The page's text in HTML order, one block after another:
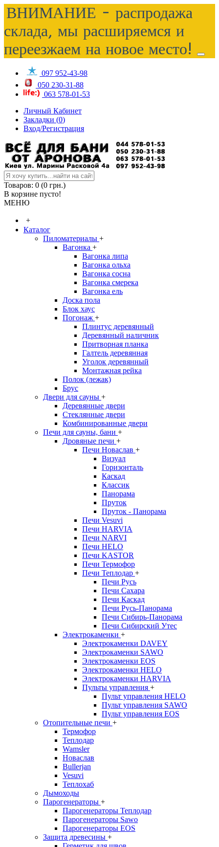
ВНИМАНИЕ - распродажа
склада, мы расширяемся и
переезжаем на новое место!
097 952-43-98
050 230-31-88
063 578-01-53
Личный Кабинет
Закладки (0)
Вход/Регистрация
Товаров: 0 (0 грн.)
В корзине пусто!
МЕНЮ
+
Каталог
Пиломатериалы +
Вагонка +
Вагонка липа
Вагонка ольха
Вагонка сосна
Вагонка смерека
Вагонка ель
Доска пола
Блок хаус
Погонаж +
Плинтус деревянный
Деревянный наличник
Притворная планка
Галтель деревянная
Уголок деревянный
Монтажная рейка
Полок (лежак)
Брус
Двери для сауны +
Деревянные двери
Стеклянные двери
Комбинированные двери
Печи для сауны, бани +
Дровяные печи +
Печи Новаслав +
Визуал
Горизонталь
Каскад
Классик
Панорама
Пруток
Пруток - Панорама
Печи Vesuvi
Печи HARVIA
Печи NARVI
Печи HELO
Печи KASTOR
Печи Термофор
Печи Теплодар +
Печи Русь
Печи Сахара
Печи Каскад
Печи Русь-Панорама
Печи Сибирь-Панорама
Печи Сибирский Утес
Электрокаменки +
Электрокаменки DAVEY
Электрокаменки SAWO
Электрокаменки EOS
Электрокаменки HELO
Электрокаменки HARVIA
Пульты управления +
Пульт управления HELO
Пульт управления SAWO
Пульт управления EOS
Отопительные печи +
Термофор
Теплодар
Wamsler
Новаслав
Bullerjan
Vesuvi
Теплохаб
Дымоходы
Парогенераторы +
Парогенераторы Теплодар
Парогенераторы Sawo
Парогенераторы EOS
Защита древесины +